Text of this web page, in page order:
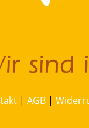
| AGB |